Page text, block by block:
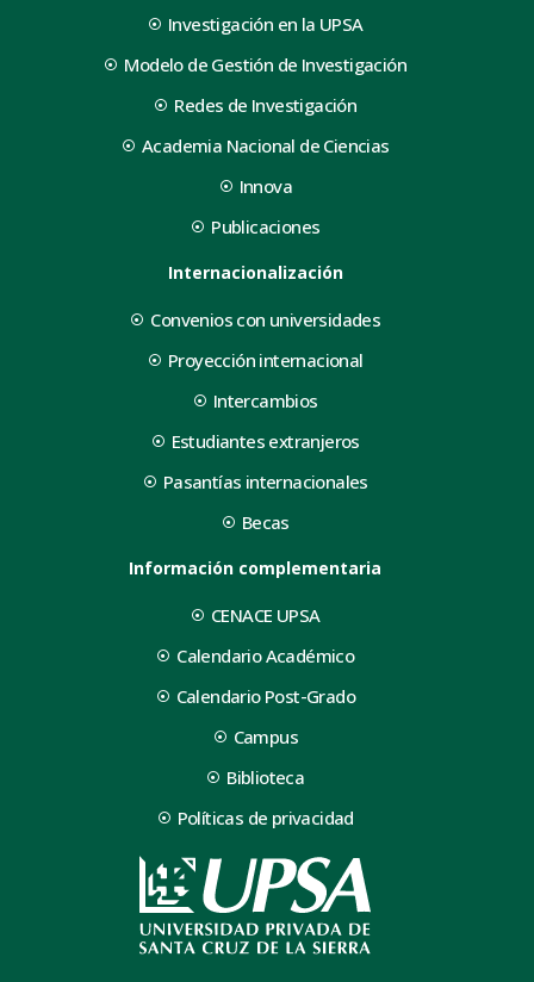
Investigación en la UPSA
Modelo de Gestión de Investigación
Redes de Investigación
Academia Nacional de Ciencias
Innova
Publicaciones
Internacionalización
Convenios con universidades
Proyección internacional
Intercambios
Estudiantes extranjeros
Pasantías internacionales
Becas
Información complementaria
CENACE UPSA
Calendario Académico
Calendario Post-Grado
Campus
Biblioteca
Políticas de privacidad